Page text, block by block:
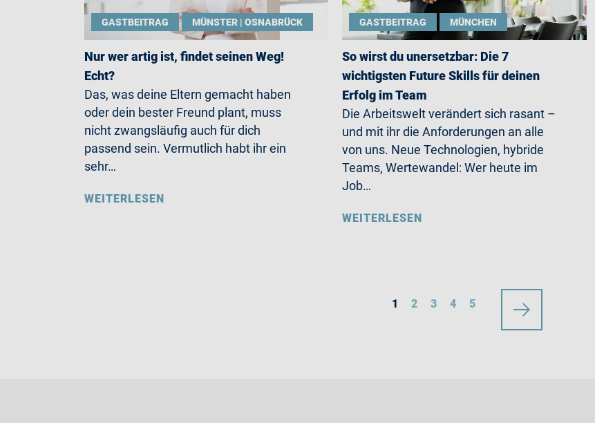
GASTBEITRAG MÜNSTER | OSNABRÜCK
Nur wer artig ist, findet seinen Weg!
Echt?
Das, was deine Eltern gemacht haben
oder dein bester Freund plant, muss
nicht zwangsläufig auch für dich
passend sein. Vermutlich habt ihr ein
sehr…
WEITERLESEN
GASTBEITRAG MÜNCHEN
So wirst du unersetzbar: Die 7
wichtigsten Future Skills für deinen
Erfolg im Team
Die Arbeitswelt verändert sich rasant –
und mit ihr die Anforderungen an alle
von uns. Neue Technologien, hybride
Teams, Wertewandel: Wer heute im
Job…
WEITERLESEN
1 2 3 4 5